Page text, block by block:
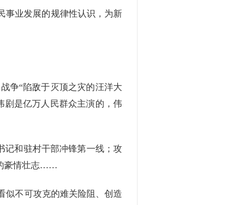
业发展的规律性认识，为新
争“陷敌于灭顶之灾的汪洋大
是亿万人民群众主演的，伟
和驻村干部冲锋第一线；攻
豪情壮志……
不可攻克的难关险阻、创造